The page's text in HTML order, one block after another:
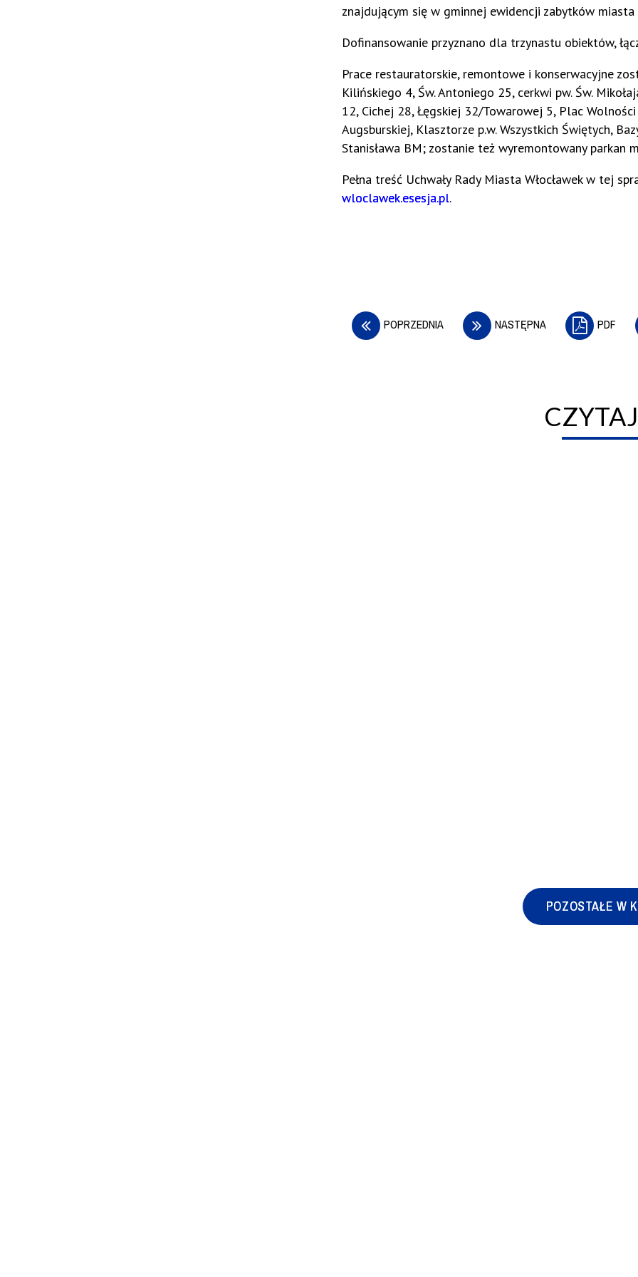
znajdującym się w gminnej ewidencji zabytków miasta
Dofinansowanie przyznano dla trzynastu obiektów,
Prace restauratorskie, remontowe i konserwacyjne
Kilińskiego 4, Św. Antoniego 25, cerkwi pw. Św.
12, Cichej 28, Łęgskiej 32/Towarowej 5, Plac
Augsburskiej, Klasztorze p.w. Wszystkich Świętych,
Stanisława BM; zostanie też wyremontowany parkan
Pełna treść Uchwały Rady Miasta Włocławek w tej
wloclawek.esesja.pl.
POPRZEDNIA NASTĘPNA PDF
POZOSTAŁE W